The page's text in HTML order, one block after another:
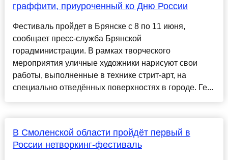
граффити, приуроченный ко Дню России
Фестиваль пройдет в Брянске с 8 по 11 июня,
сообщает пресс-служба Брянской
горадминистрации. В рамках творческого
мероприятия уличные художники нарисуют свои
работы, выполненные в технике стрит-арт, на
специально отведённых поверхностях в городе. Ге...
В Смоленской области пройдёт первый в
России нетворкинг-фестиваль